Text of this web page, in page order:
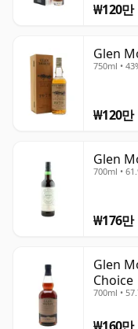
₩120만
Glen
750ml •
₩120만
Glen
700ml •
₩176만
Glen
Choice
700ml •